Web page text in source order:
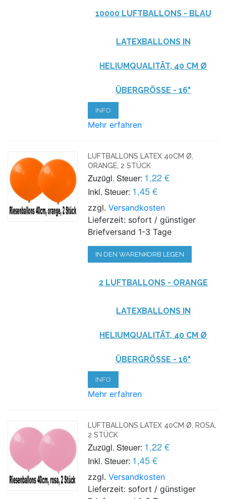
10000 LUFTBALLONS - BLAU
LATEXBALLONS IN
HELIUMQUALITÄT, 40 CM Ø
ÜBERGRÖSSE - 16"
INFO
Mehr erfahren
LUFTBALLONS LATEX 40CM Ø,
ORANGE, 2 STÜCK
Zuzügl. Steuer: 1,22 €
Inkl. Steuer: 1,45 €
zzgl.Versandkosten
Lieferzeit: sofort / günstiger
Briefversand 1-3 Tage
IN DEN WARENKORB LEGEN
2 LUFTBALLONS - ORANGE
LATEXBALLONS IN
HELIUMQUALITÄT, 40 CM Ø
ÜBERGRÖSSE - 16"
INFO
Mehr erfahren
LUFTBALLONS LATEX 40CM Ø, ROSA,
2 STÜCK
Zuzügl. Steuer: 1,22 €
Inkl. Steuer: 1,45 €
zzgl.Versandkosten
Lieferzeit: sofort / günstiger